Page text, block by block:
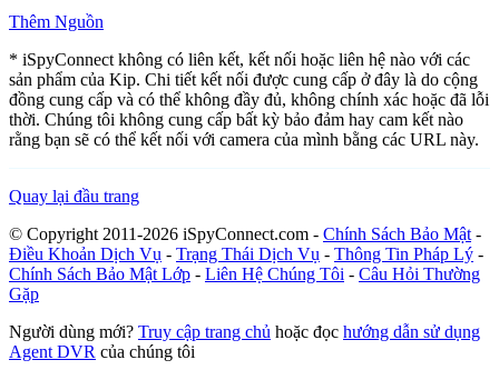
Thêm Nguồn
* iSpyConnect không có liên kết, kết nối hoặc liên hệ nào với các
sản phẩm của Kip. Chi tiết kết nối được cung cấp ở đây là do cộng
đồng cung cấp và có thể không đầy đủ, không chính xác hoặc đã lỗi
thời. Chúng tôi không cung cấp bất kỳ bảo đảm hay cam kết nào
rằng bạn sẽ có thể kết nối với camera của mình bằng các URL này.
Quay lại đầu trang
© Copyright 2011-2026 iSpyConnect.com - Chính Sách Bảo Mật -
Điều Khoản Dịch Vụ - Trạng Thái Dịch Vụ - Thông Tin Pháp Lý -
Chính Sách Bảo Mật Lớp - Liên Hệ Chúng Tôi - Câu Hỏi Thường
Gặp
Người dùng mới? Truy cập trang chủ hoặc đọc hướng dẫn sử dụng
Agent DVR của chúng tôi